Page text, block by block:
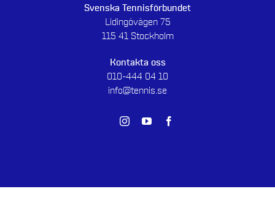
Svenska Tennisförbundet
Lidingövägen 75
115 41 Stockholm
Kontakta oss
010-444 04 10
info@tennis.se